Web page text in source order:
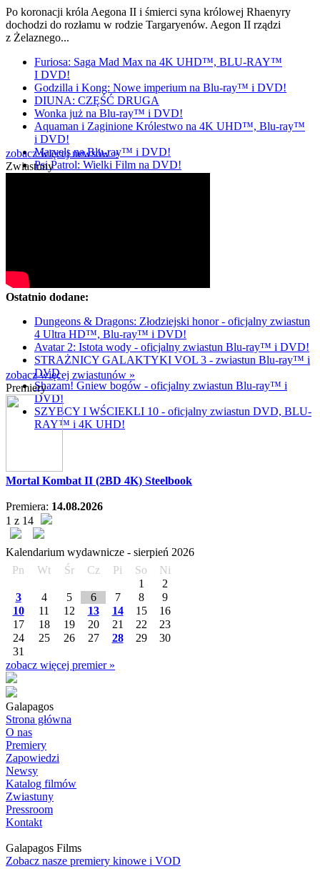
Po koronacji króla Aegona II i śmierci syna królowej Rhaenyry
dochodzi do rozłamu w rodzie Targaryenów. Aegon II rządzi
z Żelaznego...
Furiosa: Saga Mad Max na 4K UHD™, BLU-RAY™
I DVD!
Godzilla i Kong: Nowe imperium na Blu-ray™ i DVD!
DIUNA: CZĘŚĆ DRUGA
Wonka już na Blu-ray™ i DVD!
Aquaman i Zaginione Królestwo na 4K UHD™, Blu-ray™
i DVD!
Marvels na Blu-ray™ i DVD!
Psi Patrol: Wielki Film na DVD!
zobacz więcej newsów »
Zwiastuny
Ostatnio dodane:
Dungeons & Dragons: Złodziejski honor - oficjalny zwiastun
4 Ultra HD™, Blu-ray™ i DVD!
Avatar 2: Istota wody - oficjalny zwiastun Blu-ray™ i DVD!
STRAŻNICY GALAKTYKI VOL 3 - zwiastun Blu-ray™ i
DVD
Shazam! Gniew bogów - oficjalny zwiastun Blu-ray™ i
DVD!
SZYBCY I WŚCIEKLI 10 - oficjalny zwiastun DVD, BLU-
RAY™ i 4K UHD!
zobacz więcej zwiastunów »
Premiery
Mortal Kombat II (2BD 4K) Steelbook
Premiera: 14.08.2026
1 z 14
Kalendarium wydawnicze - sierpień 2026
Pn
Wt Śr Cz Pi So
Ni
1
2
3
4 5 6 7 8
9
10
11 12 13 14 15
16
17
18 19 20 21 22
23
24
25 26 27 28 29
30
31
zobacz więcej premier »
Galapagos
Strona główna
O nas
Premiery
Zapowiedzi
Newsy
Katalog filmów
Zwiastuny
Pressroom
Kontakt
Galapagos Films
Zobacz nasze premiery kinowe i VOD